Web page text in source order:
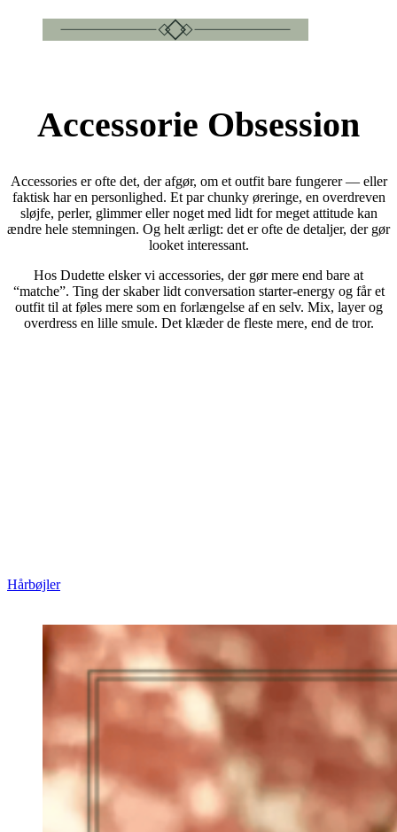
Accessorie Obsession
Accessories er ofte det, der afgør, om et outfit bare fungerer — eller
faktisk har en personlighed. Et par chunky øreringe, en overdreven
sløjfe, perler, glimmer eller noget med lidt for meget attitude kan
ændre hele stemningen. Og helt ærligt: det er ofte de detaljer, der gør
looket interessant.
Hos Dudette elsker vi accessories, der gør mere end bare at
“matche”. Ting der skaber lidt conversation starter-energy og får et
outfit til at føles mere som en forlængelse af en selv. Mix, layer og
overdress en lille smule. Det klæder de fleste mere, end de tror.
Hårbøjler